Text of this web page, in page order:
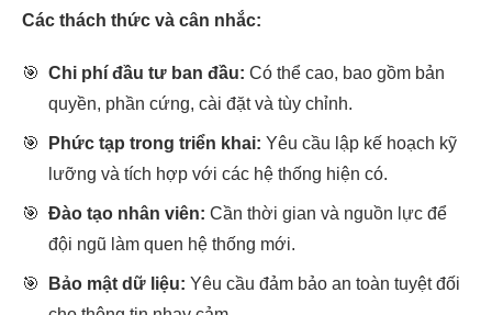
Các thách thức và cân nhắc:
🎯 Chi phí đầu tư ban đầu: Có thể cao, bao gồm bản
quyền, phần cứng, cài đặt và tùy chỉnh.
🎯 Phức tạp trong triển khai: Yêu cầu lập kế hoạch kỹ
lưỡng và tích hợp với các hệ thống hiện có.
🎯 Đào tạo nhân viên: Cần thời gian và nguồn lực để
đội ngũ làm quen hệ thống mới.
🎯 Bảo mật dữ liệu: Yêu cầu đảm bảo an toàn tuyệt đối